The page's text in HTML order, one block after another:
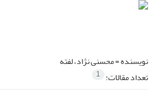
نویسنده =محسنی نژاد، لفته
تعداد مقالات: 1